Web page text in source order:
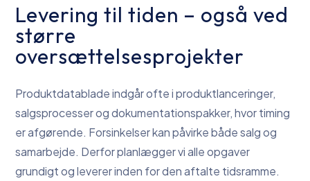
Levering til tiden – også ved
større
oversættelsesprojekter
Produktdatablade indgår ofte i produktlanceringer,
salgsprocesser og dokumentationspakker, hvor timing
er afgørende. Forsinkelser kan påvirke både salg og
samarbejde. Derfor planlægger vi alle opgaver
grundigt og leverer inden for den aftalte tidsramme.